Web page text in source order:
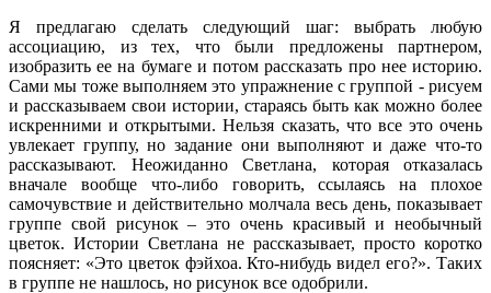
Я предлагаю сделать следующий шаг: выбрать любую
ассоциацию, из тех, что были предложены партнером,
изобразить ее на бумаге и потом рассказать про нее историю.
Сами мы тоже выполняем это упражнение с группой - рисуем
и рассказываем свои истории, стараясь быть как можно более
искренними и открытыми. Нельзя сказать, что все это очень
увлекает группу, но задание они выполняют и даже что-то
рассказывают. Неожиданно Светлана, которая отказалась
вначале вообще что-либо говорить, ссылаясь на плохое
самочувствие и действительно молчала весь день, показывает
группе свой рисунок – это очень красивый и необычный
цветок. Истории Светлана не рассказывает, просто коротко
поясняет: «Это цветок фэйхоа. Кто-нибудь видел его?». Таких
в группе не нашлось, но рисунок все одобрили.